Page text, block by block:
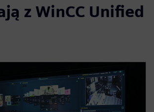
z WinCC Unified